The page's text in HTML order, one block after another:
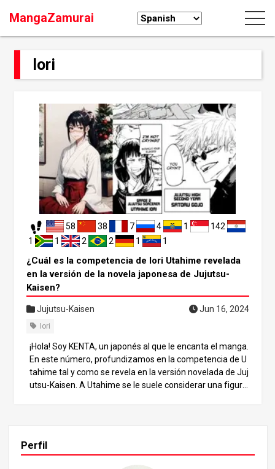
MangaZamurai
Iori
58 38 7 4 1
142
1
1 2 2 1 1
¿Cuál es la competencia de Iori Utahime revelada
en la versión de la novela japonesa de Jujutsu-
Kaisen?
Jujutsu-Kaisen Jun 16, 2024
Iori
¡Hola! Soy KENTA, un japonés al que le encanta el manga.
En este número, profundizamos en la competencia de U
tahime tal y como se revela en la versión novelada de Juj
utsu-Kaisen. A Utahime se le suele considerar una figura
iencia y papel de Iori Utahime Iori Utahime es delgado y vi
Perfil